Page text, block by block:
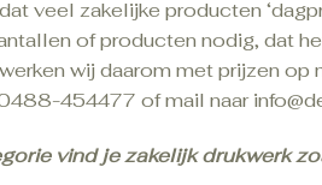
veel zakelijke producten
of producten nodig, dat
wij daarom met prijzen op
454477 of mail naar
vind je zakelijk drukwerk